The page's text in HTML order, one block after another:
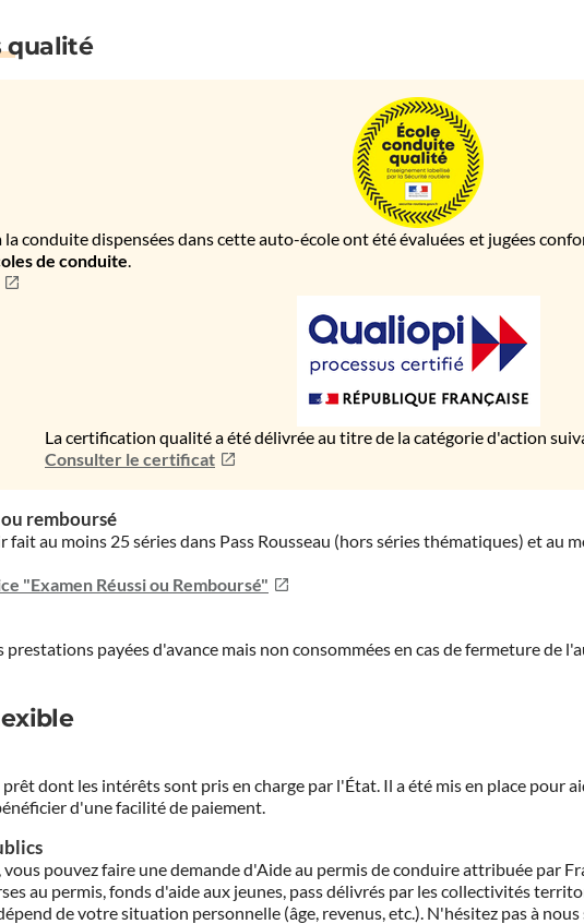
qualité
conduite dispensées dans cette auto-école ont été évaluées et jugées
de conduite.
La certification qualité a été délivrée au titre de la catégorie d'action
Consulter le certificat
remboursé
fait au moins 25 séries dans Pass Rousseau (hors séries thématiques) et au
"Examen Réussi ou Remboursé"
payées d'avance mais non consommées en cas de fermeture de
dont les intérêts sont pris en charge par l'État. Il a été mis en place pour
d'une facilité de paiement.
pouvez faire une demande d'Aide au permis de conduire attribuée par
au permis, fonds d'aide aux jeunes, pass délivrés par les collectivités
de votre situation personnelle (âge, revenus, etc.). N'hésitez pas à